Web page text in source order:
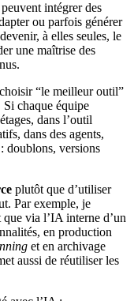
intégrer des
ou parfois générer
à elles seules, le
une maîtrise des
“le meilleur outil”
Si chaque équipe
dans l’outil
dans des agents,
doublons, versions
plutôt que d’utiliser
Par exemple, je
via l’IA interne d’un
en production
et en archivage
aussi de réutiliser les